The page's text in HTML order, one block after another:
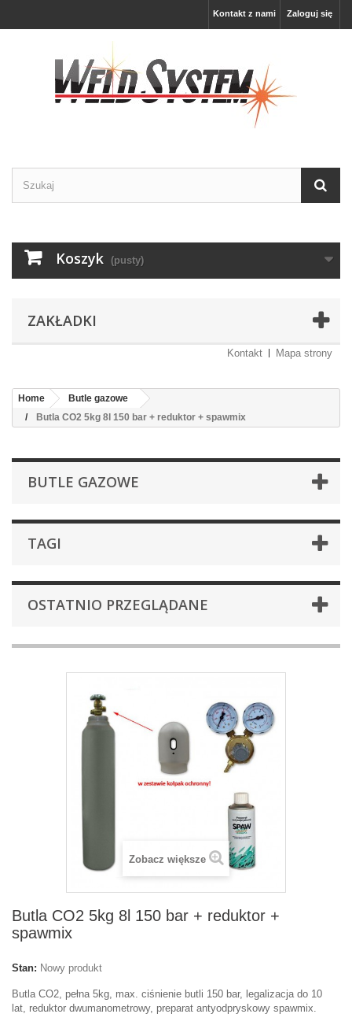
Zaloguj się
Kontakt z nami
Koszyk (pusty)
ZAKŁADKI
Kontakt Mapa strony
Home
Butle gazowe
Butla CO2 5kg 8l 150 bar + reduktor + spawmix
BUTLE GAZOWE
TAGI
OSTATNIO PRZEGLĄDANE
Zobacz większe
Butla CO2 5kg 8l 150 bar + reduktor +
spawmix
Stan: Nowy produkt
Butla CO2, pełna 5kg, max. ciśnienie butli 150 bar, legalizacja do 10
lat, reduktor dwumanometrowy, preparat antyodpryskowy spawmix.